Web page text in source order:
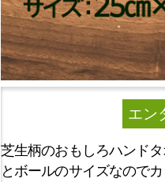
エン
芝生柄のおもしろハンド
とボールのサイズなので